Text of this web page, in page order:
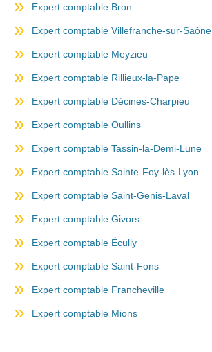
Expert comptable Bron
Expert comptable Villefranche-sur-Saône
Expert comptable Meyzieu
Expert comptable Rillieux-la-Pape
Expert comptable Décines-Charpieu
Expert comptable Oullins
Expert comptable Tassin-la-Demi-Lune
Expert comptable Sainte-Foy-lès-Lyon
Expert comptable Saint-Genis-Laval
Expert comptable Givors
Expert comptable Écully
Expert comptable Saint-Fons
Expert comptable Francheville
Expert comptable Mions